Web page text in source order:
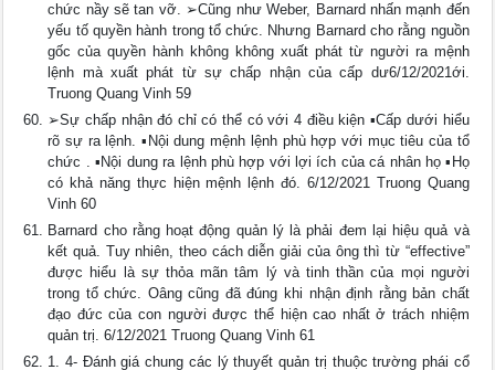
chức nầy sẽ tan vỡ. ➢Cũng như Weber, Barnard nhấn mạnh đến
yếu tố quyền hành trong tổ chức. Nhưng Barnard cho rằng nguồn
gốc của quyền hành không không xuất phát từ người ra mệnh
lệnh mà xuất phát từ sự chấp nhận của cấp dư6/12/2021ới.
Truong Quang Vinh 59
➢Sự chấp nhận đó chỉ có thể có với 4 điều kiện ▪Cấp dưới hiểu
rõ sự ra lệnh. ▪Nội dung mệnh lệnh phù hợp với mục tiêu của tổ
chức . ▪Nội dung ra lệnh phù hợp với lợi ích của cá nhân họ ▪Họ
có khả năng thực hiện mệnh lệnh đó. 6/12/2021 Truong Quang
Vinh 60
Barnard cho rằng hoạt động quản lý là phải đem lại hiệu quả và
kết quả. Tuy nhiên, theo cách diễn giải của ông thì từ “effective”
được hiểu là sự thỏa mãn tâm lý và tinh thần của mọi người
trong tổ chức. Oâng cũng đã đúng khi nhận định rằng bản chất
đạo đức của con người được thể hiện cao nhất ở trách nhiệm
quản trị. 6/12/2021 Truong Quang Vinh 61
1. 4- Đánh giá chung các lý thuyết quản trị thuộc trường phái cổ